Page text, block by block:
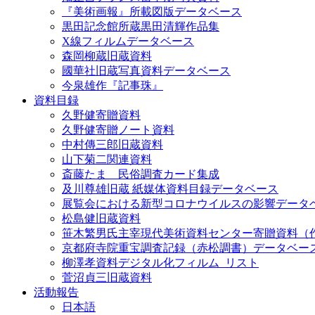
『美術画報』所載図版データベース
黒田記念館所蔵黒田清輝作品集
X線フィルムデータベース
森岡柳蔵旧蔵資料
國華社旧蔵写真資料データベース
今泉雄作『記事珠』
資料目録
久野健寄贈資料
久野健寄贈ノート資料
中村傳三郎旧蔵資料
山下菊二関連資料
斎藤たま 民俗調査カード集成
及川尊雄旧蔵 紙媒体資料目録データベース
展覧会における新型コロナウイルスの影響データ
松島健旧蔵資料
笹木繁男氏主宰現代美術資料センター寄贈資料（
京都府寺院重宝調査記録（赤松調書）データベー
柳澤孝資料デジタル化フィルム_リスト
菅沼貞三旧蔵資料
活動報告
日本語